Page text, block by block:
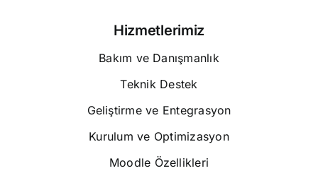
Hizmetlerimiz
Bakım ve Danışmanlık
Teknik Destek
Geliştirme ve Entegrasyon
Kurulum ve Optimizasyon
Moodle Özellikleri